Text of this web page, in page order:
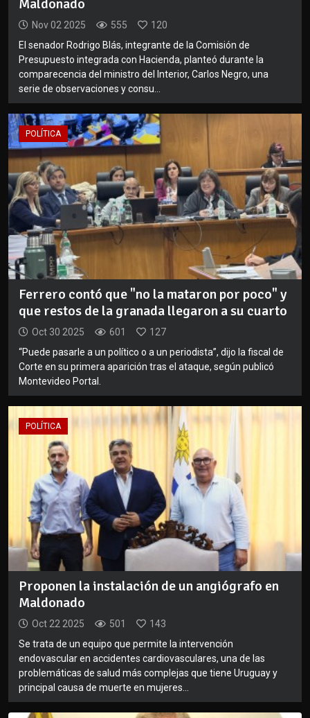
Maldonado
Nov 02 2025 555
120
El senador Rodrigo Blás, integrante de la Comisión de
Presupuesto integrada con Hacienda, planteó durante la
comparecencia del ministro del Interior, Carlos Negro, una
serie de observaciones y consu...
POLÍTICA
Ferrero contó que "no la mataron por poco" y
que restos de la granada llegaron a su cuarto
Oct 30 2025 601
127
“Puede pasarle a un político o a un periodista”, dijo la fiscal de
Corte en su primera aparición tras el ataque, según publicó
Montevideo Portal.
POLÍTICA
Proponen la instalación de un angiógrafo en
Maldonado
Oct 22 2025 501
143
Se trata de un equipo que permite la intervención
endovascular en accidentes cardiovasculares, una de las
problemáticas de salud más complejas que tiene Uruguay y
principal causa de muerte en mujeres...